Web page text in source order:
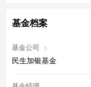
基金档案
基金公司
民生加银基金